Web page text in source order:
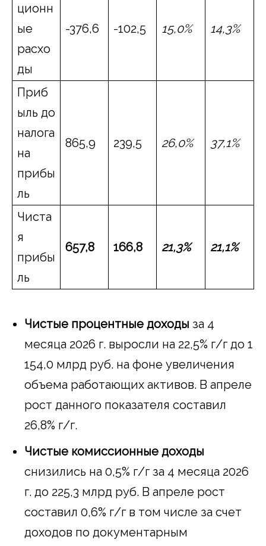
ционн
ые
расхо
ды
-376,6 -102,5 15,0% 14,3%
Приб
ыль до
налога
на
прибы
ль
865,9 239,5 26,0% 37,1%
Чиста
я
прибы
ль
657,8 166,8 21,3% 21,1%
Чистые процентные доходы за 4
месяца 2026 г. выросли на 22,5% г/г до 1
154,0 млрд руб. на фоне увеличения
объема работающих активов. В апреле
рост данного показателя составил
26,8% г/г.
Чистые комиссионные доходы
снизились на 0,5% г/г за 4 месяца 2026
г. до 225,3 млрд руб. В апреле рост
составил 0,6% г/г в том числе за счет
доходов по документарным